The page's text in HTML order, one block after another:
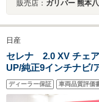
販売店： ガリバー 熊本
日産
セレナ 2.0 XV チェ
UP/純正9インチナビ/
側オートスライドド
ラ-/ETC
ディーラー保証 車両品質評価